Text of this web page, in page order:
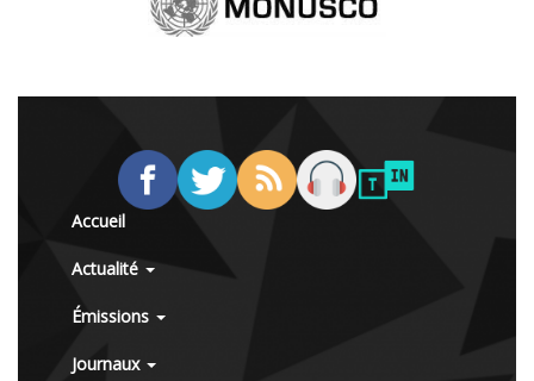
Accueil
Actualité
Émissions
Journaux